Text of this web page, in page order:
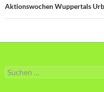
Aktionswochen Wuppertals
Suche
nach: